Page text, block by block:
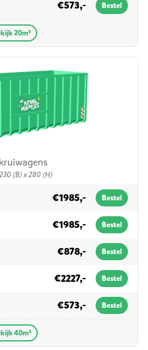
€573,- Bestel
20m³
(B) x 280 (H)
€1985,- Bestel
€1985,- Bestel
€878,- Bestel
€2227,- Bestel
€573,- Bestel
40m³